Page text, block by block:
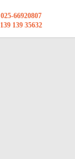
025-66920807
139 139 35632